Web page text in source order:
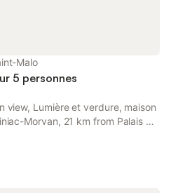
Malo
5 personnes
view, Lumière et verdure, maison
Morvan, 21 km from Palais du
Barrière Saint-Malo.